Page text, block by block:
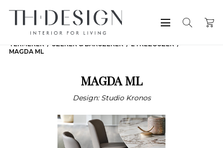
TERMÉKEK SZÉKEK & BÁRSZÉKEK
ÉTKEZŐSZÉK
MAGDA ML
MAGDA ML
Design: Studio Kronos